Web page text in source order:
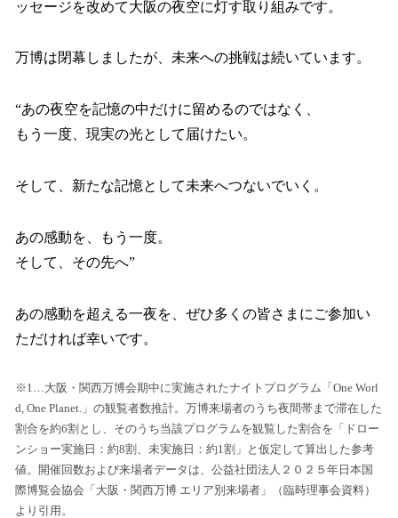
ッセージを改めて大阪の夜空に灯す取り組みです。
万博は閉幕しましたが、未来への挑戦は続いています。
“あの夜空を記憶の中だけに留めるのではなく、
もう一度、現実の光として届けたい。
そして、新たな記憶として未来へつないでいく。
あの感動を、もう一度。
そして、その先へ”
あの感動を超える一夜を、ぜひ多くの皆さまにご参加い
ただければ幸いです。
※1…大阪・関西万博会期中に実施されたナイトプログラム「One Worl
d, One Planet.」の観覧者数推計。万博来場者のうち夜間帯まで滞在した
割合を約6割とし、そのうち当該プログラムを観覧した割合を「ドロー
ンショー実施日：約8割、未実施日：約1割」と仮定して算出した参考
値。開催回数および来場者データは、公益社団法人２０２５年日本国
際博覧会協会「大阪・関西万博 エリア別来場者」（臨時理事会資料）
より引用。